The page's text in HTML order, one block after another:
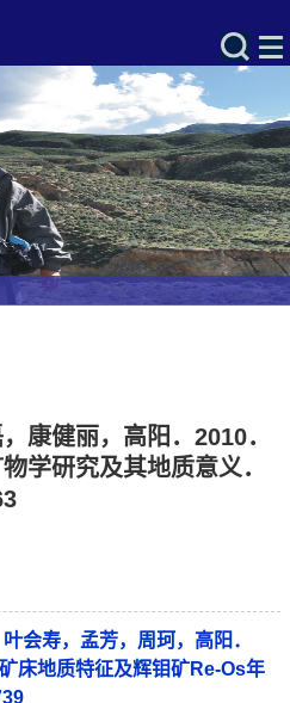
康健丽，高阳．2010．
学研究及其地质意义．
会寿，孟芳，周珂，高阳．
床地质特征及辉钼矿Re-Os年